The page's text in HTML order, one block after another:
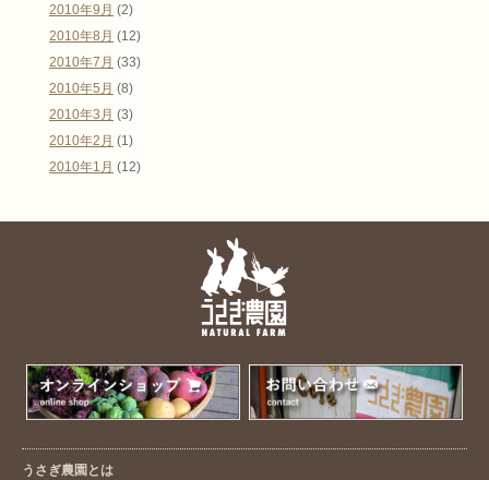
2010年9月 (2)
2010年8月 (12)
2010年7月 (33)
2010年5月 (8)
2010年3月 (3)
2010年2月 (1)
2010年1月 (12)
うさぎ農園とは